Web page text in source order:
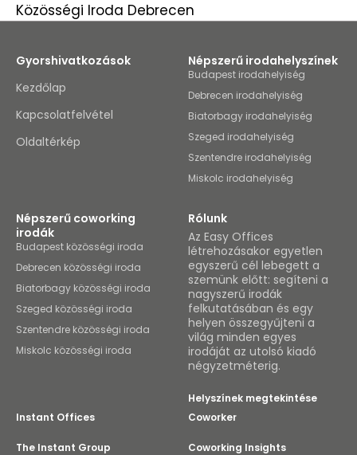
Közösségi Iroda Debrecen
Gyorshivatkozások
Kezdőlap
Kapcsolatfelvétel
Oldaltérkép
Népszerű irodahelyszínek
Budapest irodahelyiség
Debrecen irodahelyiség
Biatorbagy irodahelyiség
Szeged irodahelyiség
Szentendre irodahelyiség
Miskolc irodahelyiség
Népszerű coworking
irodák
Budapest közösségi iroda
Debrecen közösségi iroda
Biatorbagy közösségi iroda
Szeged közösségi iroda
Szentendre közösségi iroda
Miskolc közösségi iroda
Rólunk
Az Easy Offices
létrehozásakor egyetlen
egyszerű cél lebegett a
szemünk előtt: segíteni a
nagyszerű irodák
felkutatásában és egy
helyen összegyűjteni a
világ minden egyes
irodáját az utolsó kiadó
négyzetméterig.
Helyszínek megtekintése
Instant Offices
Coworker
The Instant Group Coworking Insights